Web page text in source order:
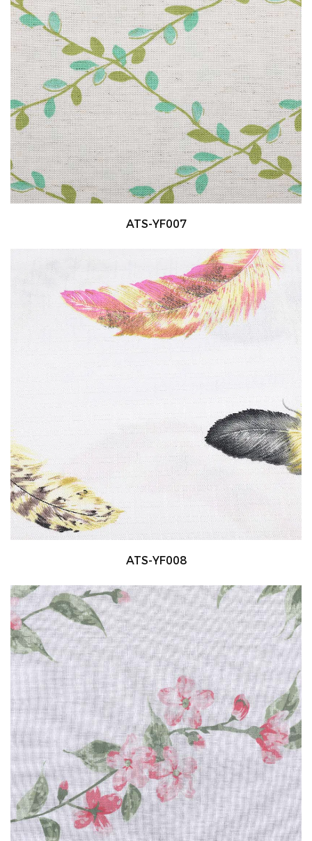
ATS-YF007
ATS-YF008